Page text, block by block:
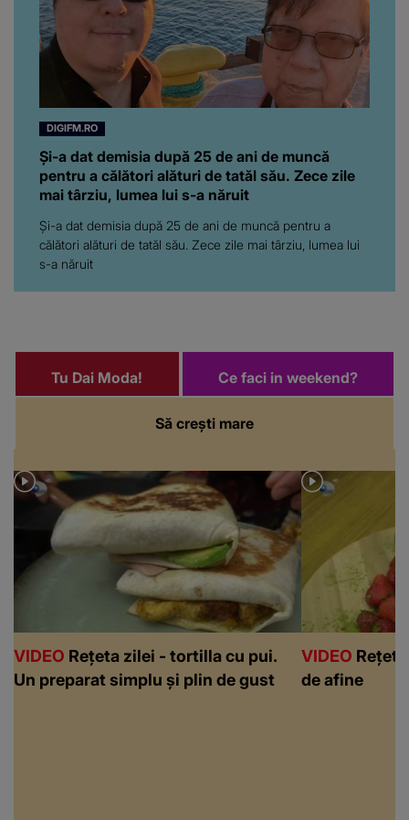
DIGIFM.RO
Și-a dat demisia după 25 de ani de muncă
pentru a călători alături de tatăl său. Zece zile
mai târziu, lumea lui s-a năruit
Și-a dat demisia după 25 de ani de muncă pentru a
călători alături de tatăl său. Zece zile mai târziu, lumea lui
s-a năruit
Să crești mare
Tu Dai Moda! Ce faci in weekend?
VIDEO Rețeta zilei - tortilla cu pui.
Un preparat simplu și plin de gust
VIDEO
de afine